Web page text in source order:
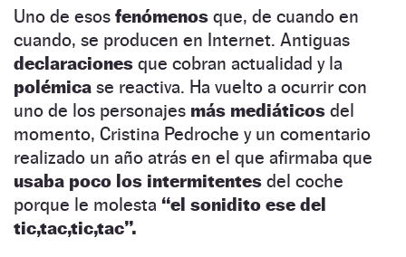
Uno de esos fenómenos que, de cuando en
cuando, se producen en Internet. Antiguas
declaraciones que cobran actualidad y la
polémica se reactiva. Ha vuelto a ocurrir con
uno de los personajes más mediáticos del
momento, Cristina Pedroche y un comentario
realizado un año atrás en el que afirmaba que
usaba poco los intermitentes del coche
porque le molesta “el sonidito ese del
tic,tac,tic,tac”.